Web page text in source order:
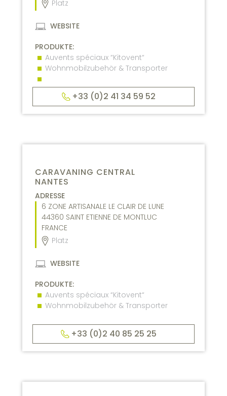
Platz
WEBSITE
PRODUKTE:
Auvents spéciaux “Kitovent“
Wohnmobilzubehör & Transporter
+33 (0)2 41 34 59 52
CARAVANING CENTRAL
NANTES
ADRESSE
6 ZONE ARTISANALE LE CLAIR DE LUNE
44360 SAINT ETIENNE DE MONTLUC
FRANCE
Platz
WEBSITE
PRODUKTE:
Auvents spéciaux “Kitovent“
Wohnmobilzubehör & Transporter
+33 (0)2 40 85 25 25